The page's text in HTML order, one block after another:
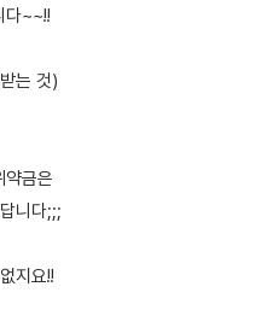
다~~!!
는 것)
금은
니다;;;
지요!!